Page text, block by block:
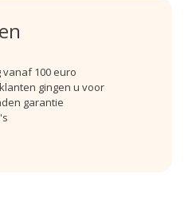
100 euro
gingen u voor
garantie